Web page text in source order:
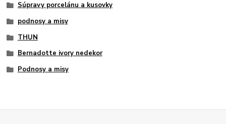
Súpravy porcelánu a kusovky
podnosy a misy
THUN
Bernadotte ivory nedekor
Podnosy a misy